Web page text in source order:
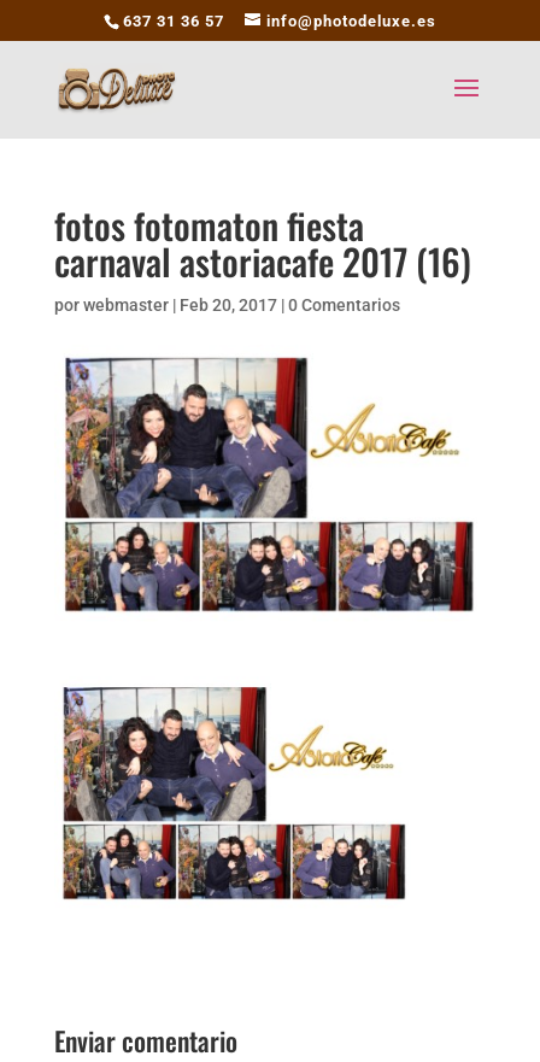
637 31 36 57 info@photodeluxe.es
fotos fotomaton fiesta
carnaval astoriacafe 2017 (16)
porwebmaster| Feb 20, 2017|0 Comentarios
Enviar comentario